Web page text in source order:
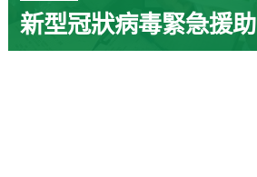
新型冠狀病毒緊急援助